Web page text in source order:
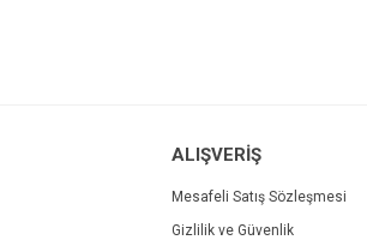
ALIŞVERİŞ
Mesafeli Satış Sözleşmesi
Gizlilik ve Güvenlik